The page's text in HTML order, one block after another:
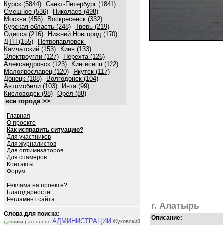
Курск (5844) Санкт-Петербург (1841)
Смешное (536)
Николаев (498)
Москва (456)
Воскресенск (332)
Курская область (248) Тверь (219)
Одесса (216)
Нижний Новгород (170)
ДТП (155)
Петропавловск-
Камчатский (153)
Киев (133)
Электроугли (127)
Нерехта (126)
Александровск (123)
Кингисепп (122)
Малоярославец (120) Якутск (117)
Донецк (108)
Волгодонск (104)
Автомобили (103)
Инта (99)
Кисловодск (98) Орёл (88)
все города >>
Главная
О проекте
Как исправить ситуацию?
Для участников
Для журналистов
Для оптимизаторов
Для спамеров
Контакты
Форум
Реклама на проекте?...
Благодарности
Регламент сайта
Слова для поиска:
дачники расселено АДМИНИСТРАЦИИ Жуковский
г. Алатырь
Описание: